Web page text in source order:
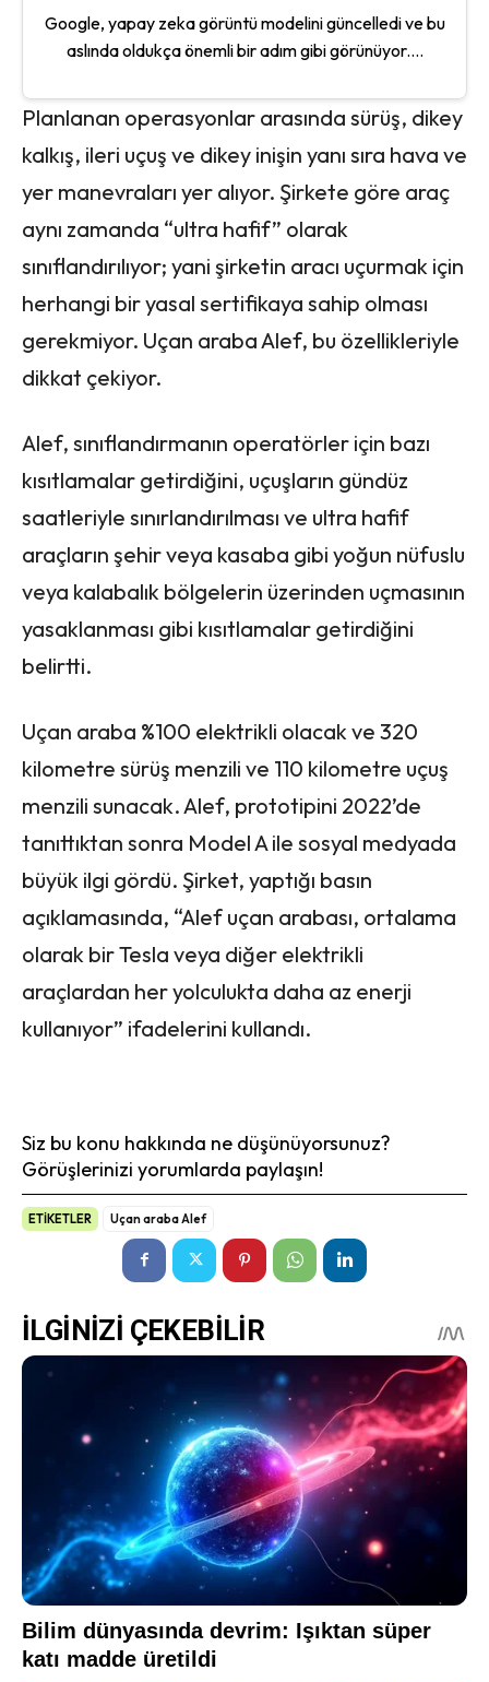
Google, yapay zeka görüntü modelini güncelledi ve bu
aslında oldukça önemli bir adım gibi görünüyor....
Planlanan operasyonlar arasında sürüş, dikey
kalkış, ileri uçuş ve dikey inişin yanı sıra hava ve
yer manevraları yer alıyor. Şirkete göre araç
aynı zamanda “ultra hafif” olarak
sınıflandırılıyor; yani şirketin aracı uçurmak için
herhangi bir yasal sertifikaya sahip olması
gerekmiyor. Uçan araba Alef, bu özellikleriyle
dikkat çekiyor.
Alef, sınıflandırmanın operatörler için bazı
kısıtlamalar getirdiğini, uçuşların gündüz
saatleriyle sınırlandırılması ve ultra hafif
araçların şehir veya kasaba gibi yoğun nüfuslu
veya kalabalık bölgelerin üzerinden uçmasının
yasaklanması gibi kısıtlamalar getirdiğini
belirtti.
Uçan araba %100 elektrikli olacak ve 320
kilometre sürüş menzili ve 110 kilometre uçuş
menzili sunacak. Alef, prototipini 2022’de
tanıttıktan sonra Model A ile sosyal medyada
büyük ilgi gördü. Şirket, yaptığı basın
açıklamasında, “Alef uçan arabası, ortalama
olarak bir Tesla veya diğer elektrikli
araçlardan her yolculukta daha az enerji
kullanıyor” ifadelerini kullandı.
Siz bu konu hakkında ne düşünüyorsunuz?
Görüşlerinizi yorumlarda paylaşın!
ETİKETLER Uçan araba Alef